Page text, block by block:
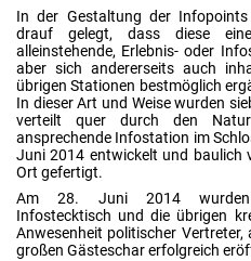
In der Gestaltung der
drauf gelegt, dass diese
alleinstehende, Erlebnis- oder
aber sich andererseits auch
übrigen Stationen bestmöglich
In dieser Art und Weise wurden
verteilt quer durch den
ansprechende Infostation im
Juni 2014 entwickelt und baulich
Ort gefertigt.
Am 28. Juni 2014 wurden
Infostecktisch und die übrigen
Anwesenheit politischer
großen Gästeschar erfolgreich